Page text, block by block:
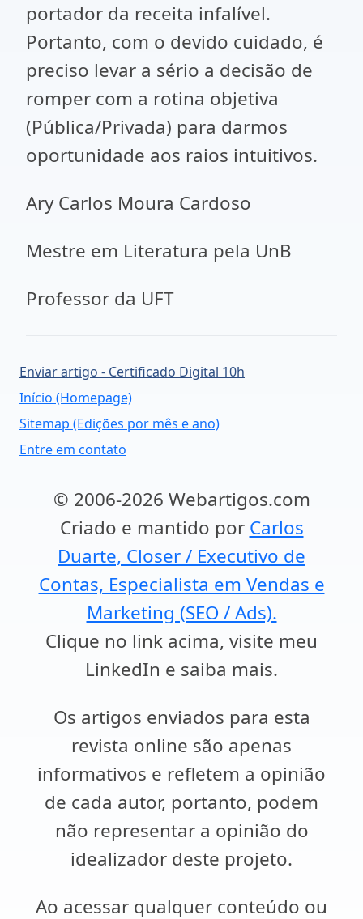
portador da receita infalível.
Portanto, com o devido cuidado, é
preciso levar a sério a decisão de
romper com a rotina objetiva
(Pública/Privada) para darmos
oportunidade aos raios intuitivos.
Ary Carlos Moura Cardoso
Mestre em Literatura pela UnB
Professor da UFT
Enviar artigo - Certificado Digital 10h
Início (Homepage)
Sitemap (Edições por mês e ano)
Entre em contato
© 2006-2026 Webartigos.com
Criado e mantido por Carlos
Duarte, Closer / Executivo de
Contas, Especialista em Vendas e
Marketing (SEO / Ads).
Clique no link acima, visite meu
LinkedIn e saiba mais.
Os artigos enviados para esta
revista online são apenas
informativos e refletem a opinião
de cada autor, portanto, podem
não representar a opinião do
idealizador deste projeto.
Ao acessar qualquer conteúdo ou